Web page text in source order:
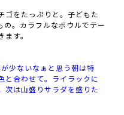
ゴをたっぷりと。子どもた
の。カラフルなボウルでテー
す。
少ないなぁと思う朝は特
と合わせて。ライラックに
次は山盛りサラダを盛りた